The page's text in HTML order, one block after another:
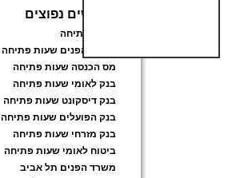
חיפושים נפוצים
שעות פתיחה
משרד הפנים שעות פתיחה
מס הכנסה שעות פתיחה
בנק לאומי שעות פתיחה
בנק דיסקונט שעות פתיחה
בנק הפועלים שעות פתיחה
בנק מזרחי שעות פתיחה
ביטוח לאומי שעות פתיחה
משרד הפנים תל אביב